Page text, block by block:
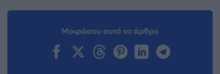
Μοιράσου αυτό το άρθρο